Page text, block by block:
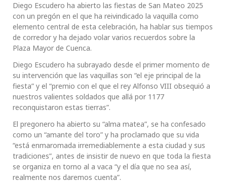
Diego Escudero ha abierto las fiestas de San Mateo 2025
con un pregón en el que ha reivindicado la vaquilla como
elemento central de esta celebración, ha hablar sus tiempos
de corredor y ha dejado volar varios recuerdos sobre la
Plaza Mayor de Cuenca.
Diego Escudero ha subrayado desde el primer momento de
su intervención que las vaquillas son “el eje principal de la
fiesta” y el “premio con el que el rey Alfonso VIII obsequió a
nuestros valientes soldados que allá por 1177
reconquistaron estas tierras”.
El pregonero ha abierto su “alma matea”, se ha confesado
como un “amante del toro” y ha proclamado que su vida
“está enmaromada irremediablemente a esta ciudad y sus
tradiciones”, antes de insistir de nuevo en que toda la fiesta
se organiza en torno al a vaca “y el día que no sea así,
realmente nos daremos cuenta”.